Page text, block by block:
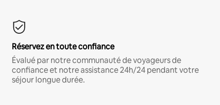
Réservez en toute confiance
Évalué par notre communauté de voyageurs de
confiance et notre assistance 24h/24 pendant votre
séjour longue durée.